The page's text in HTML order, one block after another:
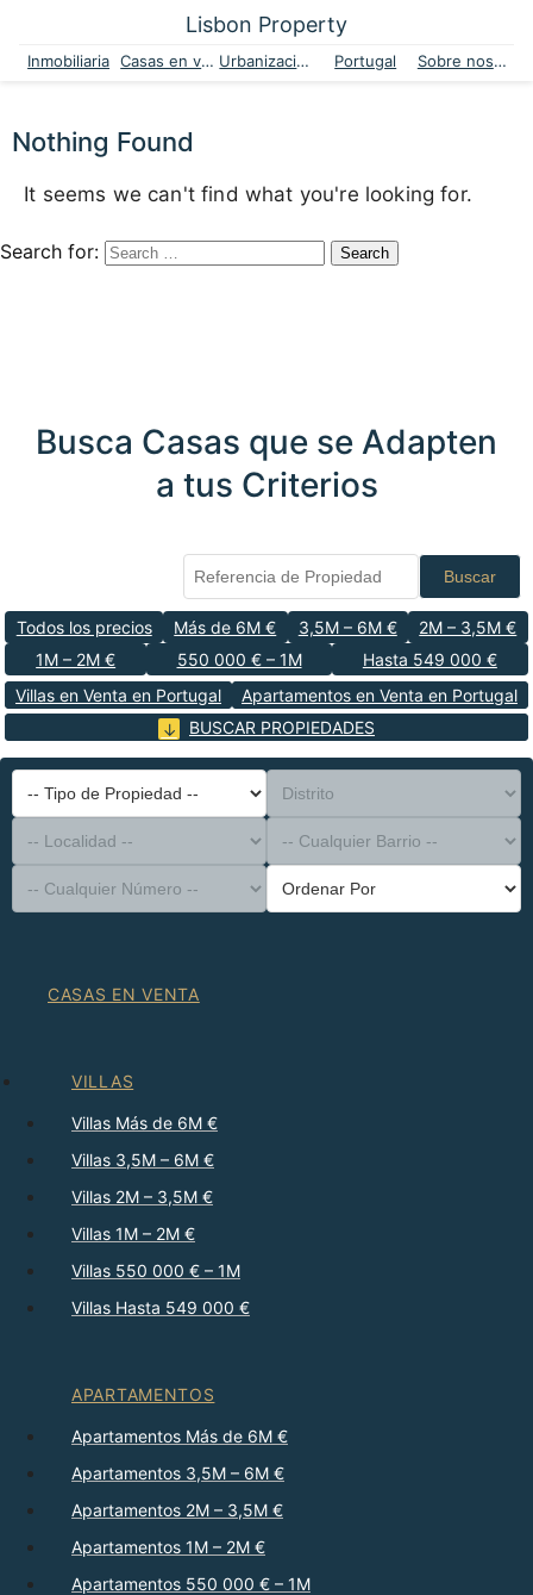
Lisbon Property
Inmobiliaria Casas en venta Urbanizaciones Portugal Sobre nosotros
Nothing Found
It seems we can't find what you're looking for.
Search for:
Busca Casas que se Adapten
a tus Criterios
Buscar
Todos los precios Más de 6M € 3,5M – 6M €
2M – 3,5M €
1M – 2M €
550 000 € – 1M
Hasta 549 000 €
Villas en Venta en Portugal
Apartamentos en Venta en Portugal
BUSCAR PROPIEDADES
-- Tipo de Propiedad --
Distrito
-- Localidad --
-- Cualquier Barrio --
-- Cualquier Número --
Ordenar Por
CASAS EN VENTA
VILLAS
Villas Más de 6M €
Villas 3,5M – 6M €
Villas 2M – 3,5M €
Villas 1M – 2M €
Villas 550 000 € – 1M
Villas Hasta 549 000 €
APARTAMENTOS
Apartamentos Más de 6M €
Apartamentos 3,5M – 6M €
Apartamentos 2M – 3,5M €
Apartamentos 1M – 2M €
Apartamentos 550 000 € – 1M